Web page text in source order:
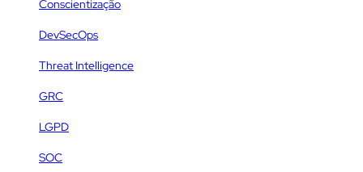
Conscientização
DevSecOps
Threat Intelligence
GRC
LGPD
SOC